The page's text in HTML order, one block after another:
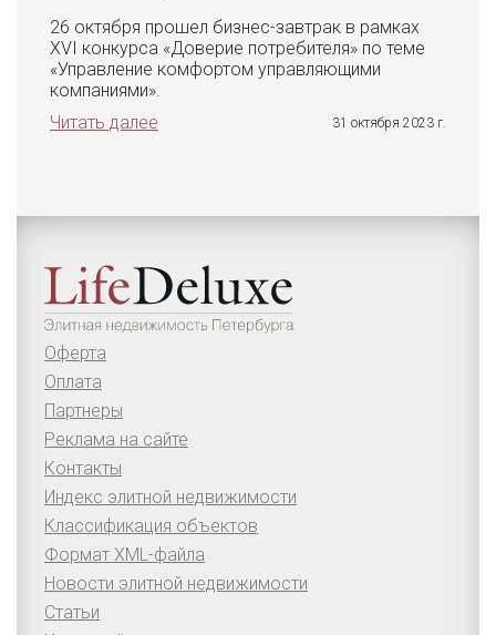
26 октября прошел бизнес-завтрак в рамках
XVI конкурса «Доверие потребителя» по теме
«Управление комфортом управляющими
компаниями».
Читать далее
31 октября 2023 г.
Оферта
Оплата
Партнеры
Реклама на сайте
Контакты
Индекс элитной недвижимости
Классификация объектов
Формат XML-файла
Новости элитной недвижимости
Статьи